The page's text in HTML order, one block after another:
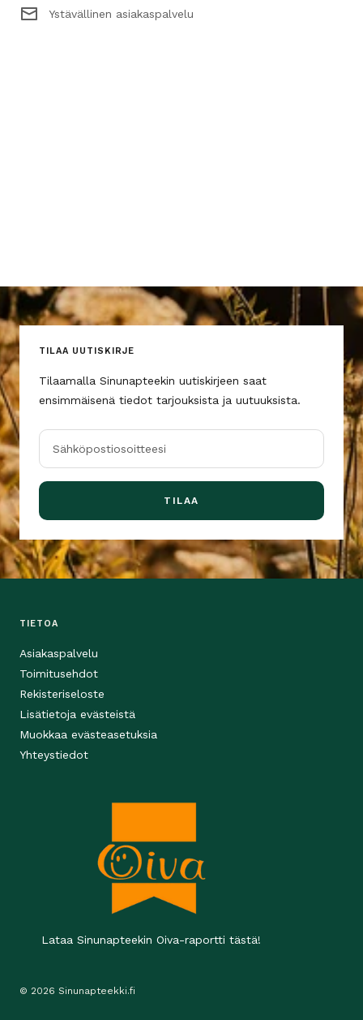
Ystävällinen asiakaspalvelu
TILAA UUTISKIRJE
Tilaamalla Sinunapteekin uutiskirjeen saat
ensimmäisenä tiedot tarjouksista ja uutuuksista.
Sähköpostiosoitteesi
TILAA
TIETOA
Asiakaspalvelu
Toimitusehdot
Rekisteriseloste
Lisätietoja evästeistä
Muokkaa evästeasetuksia
Yhteystiedot
Lataa Sinunapteekin Oiva-raportti tästä!
© 2026 Sinunapteekki.fi